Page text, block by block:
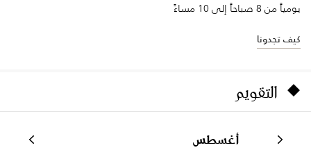
يومياً من 8 صباحاً إلى 10 مساءً
كيف تجدونا
التقويم
أغسطس